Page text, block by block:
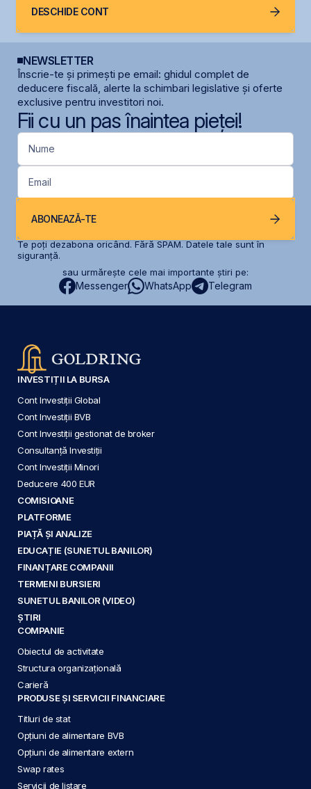
DESCHIDE CONT
NEWSLETTER
Înscrie-te și primești pe email: ghidul complet de
deducere fiscală, alerte la schimbari legislative și oferte
exclusive pentru investitori noi.
Fii cu un pas înaintea pieței!
Nume
Email
ABONEAZĂ-TE
Te poți dezabona oricând. Fără SPAM. Datele tale sunt în
siguranță.
sau urmărește cele mai importante știri pe:
Messenger WhatsApp Telegram
INVESTIȚII LA BURSA
Cont Investiții Global
Cont Investiții BVB
Cont Investiții gestionat de broker
Consultanță Investiții
Cont Investiții Minori
Deducere 400 EUR
COMISIOANE
PLATFORME
PIAȚĂ ȘI ANALIZE
EDUCAȚIE (SUNETUL BANILOR)
FINANȚARE COMPANII
TERMENI BURSIERI
SUNETUL BANILOR (VIDEO)
ȘTIRI
COMPANIE
Obiectul de activitate
Structura organizațională
Carieră
PRODUSE ȘI SERVICII FINANCIARE
Titluri de stat
Opțiuni de alimentare BVB
Opțiuni de alimentare extern
Swap rates
Servicii de listare